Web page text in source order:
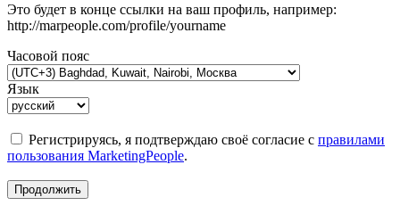
Это будет в конце ссылки на ваш профиль, например:
http://marpeople.com/profile/yourname
Часовой пояс
Язык
Регистрируясь, я подтверждаю своё согласие с правилами
пользования MarketingPeople.
Продолжить